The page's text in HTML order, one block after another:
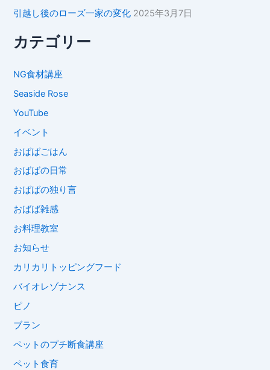
引越し後のローズ一家の変化 2025年3月7日
カテゴリー
NG食材講座
Seaside Rose
YouTube
イベント
おばばごはん
おばばの日常
おばばの独り言
おばば雑感
お料理教室
お知らせ
カリカリトッピングフード
バイオレゾナンス
ピノ
ブラン
ペットのプチ断食講座
ペット食育